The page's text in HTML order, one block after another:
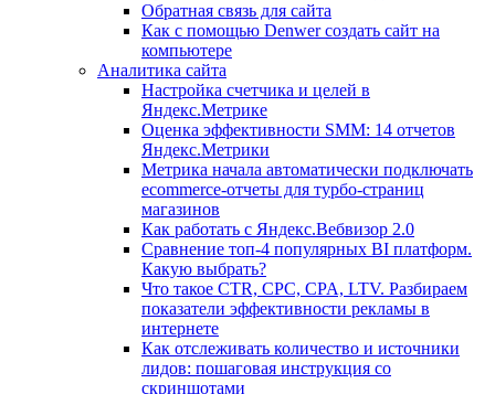
Обратная связь для сайта
Как с помощью Denwer создать сайт на
компьютере
Аналитика сайта
Настройка счетчика и целей в
Яндекс.Метрике
Оценка эффективности SMM: 14 отчетов
Яндекс.Метрики
Метрика начала автоматически подключать
ecommerce-отчеты для турбо-страниц
магазинов
Как работать с Яндекс.Вебвизор 2.0
Сравнение топ-4 популярных BI платформ.
Какую выбрать?
Что такое CTR, CPC, CPA, LTV. Разбираем
показатели эффективности рекламы в
интернете
Как отслеживать количество и источники
лидов: пошаговая инструкция со
скриншотами